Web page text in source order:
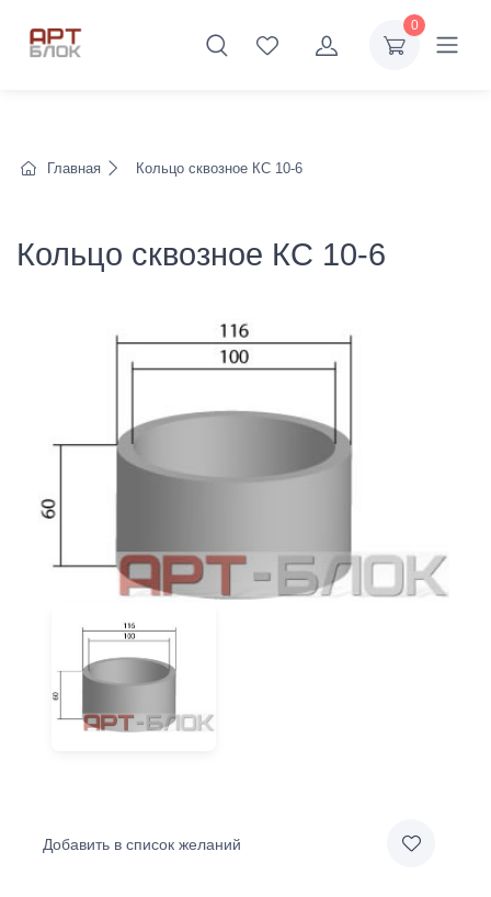
0
Главная Кольцо сквозное КС 10-6
Кольцо сквозное КС 10-6
Добавить в список желаний